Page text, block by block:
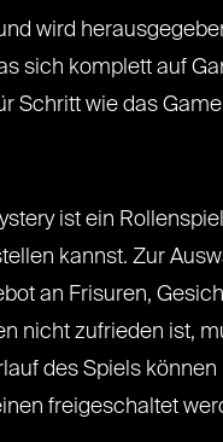
wird
sich komplett auf
Schritt wie das
ist ein
kannst. Zur
an Frisuren,
nicht zufrieden ist,
des Spiels
freigeschaltet